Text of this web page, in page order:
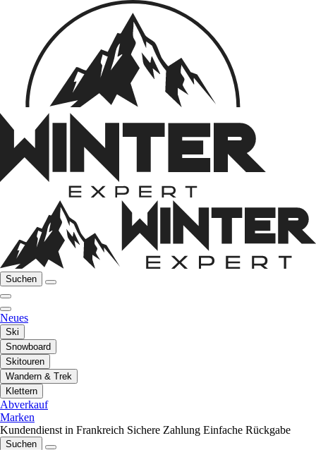
Suchen
Neues
Ski
Snowboard
Skitouren
Wandern & Trek
Klettern
Abverkauf
Marken
Kundendienst in Frankreich Sichere Zahlung Einfache Rückgabe
Suchen